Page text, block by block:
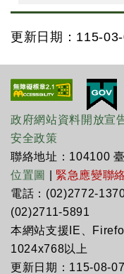
更新日期：115-
政府網站資料開放宣
安全政策
聯絡地址：104100
位置圖
緊急應變聯
電話：(02)2772-
(02)2711-5891
本網站支援IE、
1024x768以上
更新日期：115-08-